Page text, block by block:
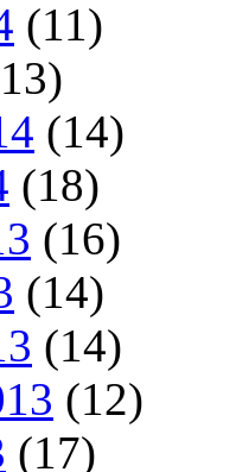
(11)
(14)
(18)
(16)
(14)
(14)
(12)
(17)